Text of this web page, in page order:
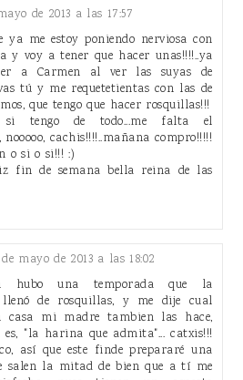
de 2013 a las 17:57
ya me estoy poniendo nerviosa con
y voy a tener que hacer unas!!!!..ya
a Carmen al ver las suyas de
tú y me requetetientas con las de
que tengo que hacer rosquillas!!!
tengo de todo...me falta el
nooooo, cachis!!!!..mañana compro!!!!!
o si o si!!! :)
fin de semana bella reina de las
de mayo de 2013 a las 18:02
hubo una temporada que la
llenó de rosquillas, y me dije cual
casa mi madre tambien las hace,
es, "la harina que admita"... catxis!!!
así que este finde prepararé una
salen la mitad de bien que a tí me